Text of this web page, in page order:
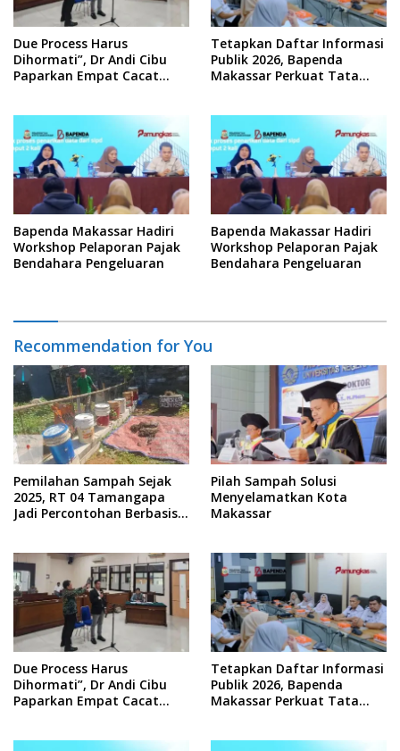
Due Process Harus
Dihormati”, Dr Andi Cibu
Paparkan Empat Cacat
Tetapkan Daftar Informasi
Publik 2026, Bapenda
Makassar Perkuat Tata
Bapenda Makassar Hadiri
Workshop Pelaporan Pajak
Bendahara Pengeluaran
Bapenda Makassar Hadiri
Workshop Pelaporan Pajak
Bendahara Pengeluaran
Recommendation for You
Pemilahan Sampah Sejak
2025, RT 04 Tamangapa
Jadi Percontohan Berbasis
Pilah Sampah Solusi
Menyelamatkan Kota
Makassar
Due Process Harus
Dihormati”, Dr Andi Cibu
Paparkan Empat Cacat
Tetapkan Daftar Informasi
Publik 2026, Bapenda
Makassar Perkuat Tata